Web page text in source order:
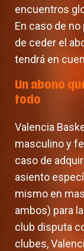
encuentros
En caso de
de ceder el
tendrá en
Un abono
todo
Valencia
masculino y
caso de
asiento
mismo en
ambos) para
club disputa
clubes,